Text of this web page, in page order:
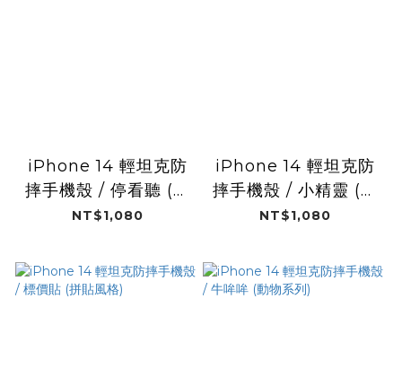
iPhone 14 輕坦克防
摔手機殼 / 停看聽 (拼
貼風格)
NT$1,080
iPhone 14 輕坦克防
摔手機殼 / 小精靈 (拼
貼風格)
NT$1,080